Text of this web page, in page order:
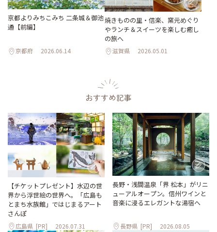
京都よりみちこみち 二条城＆御池
通【前編】
京都府 2026.06.14
焼きものの里・信楽、窯元めぐり
やランチ＆スイーツを楽しむ癒し
の旅へ
滋賀県 2026.05.01
おすすめ記事
【チケットプレゼント】水辺の世
界から浮世絵の世界へ。「広島も
とまち水族館」ではじまるアート
さんぽ
広島県 [PR] 2026.07.31
長野・浅間温泉「界 松本」がリニ
ューアルオープン。信州ワインと
音楽に浸るエレガントな湯宿へ
長野県 [PR] 2026.08.05